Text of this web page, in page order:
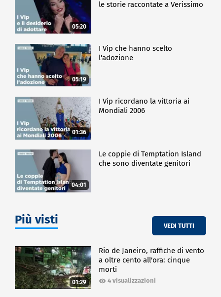
05:20
le storie raccontate a Verissimo
05:19
I Vip che hanno scelto
l'adozione
01:36
I Vip ricordano la vittoria ai
Mondiali 2006
04:01
Le coppie di Temptation Island
che sono diventate genitori
Più visti VEDI TUTTI
01:29
Rio de Janeiro, raffiche di vento
a oltre cento all'ora: cinque
morti
4 visualizzazioni